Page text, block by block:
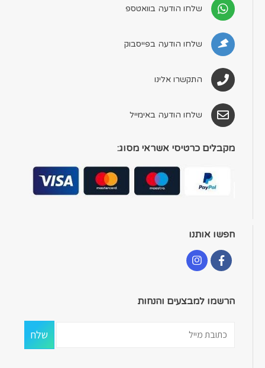
שלחו הודעה בוואטספ
שלחו הודעה בפייסבוק
התקשרו אלינו
שלחו הודעה באימייל
מקבלים כרטיסי אשראי מסוג:
חפשו אותנו
הרשמו למבצעים והנחות